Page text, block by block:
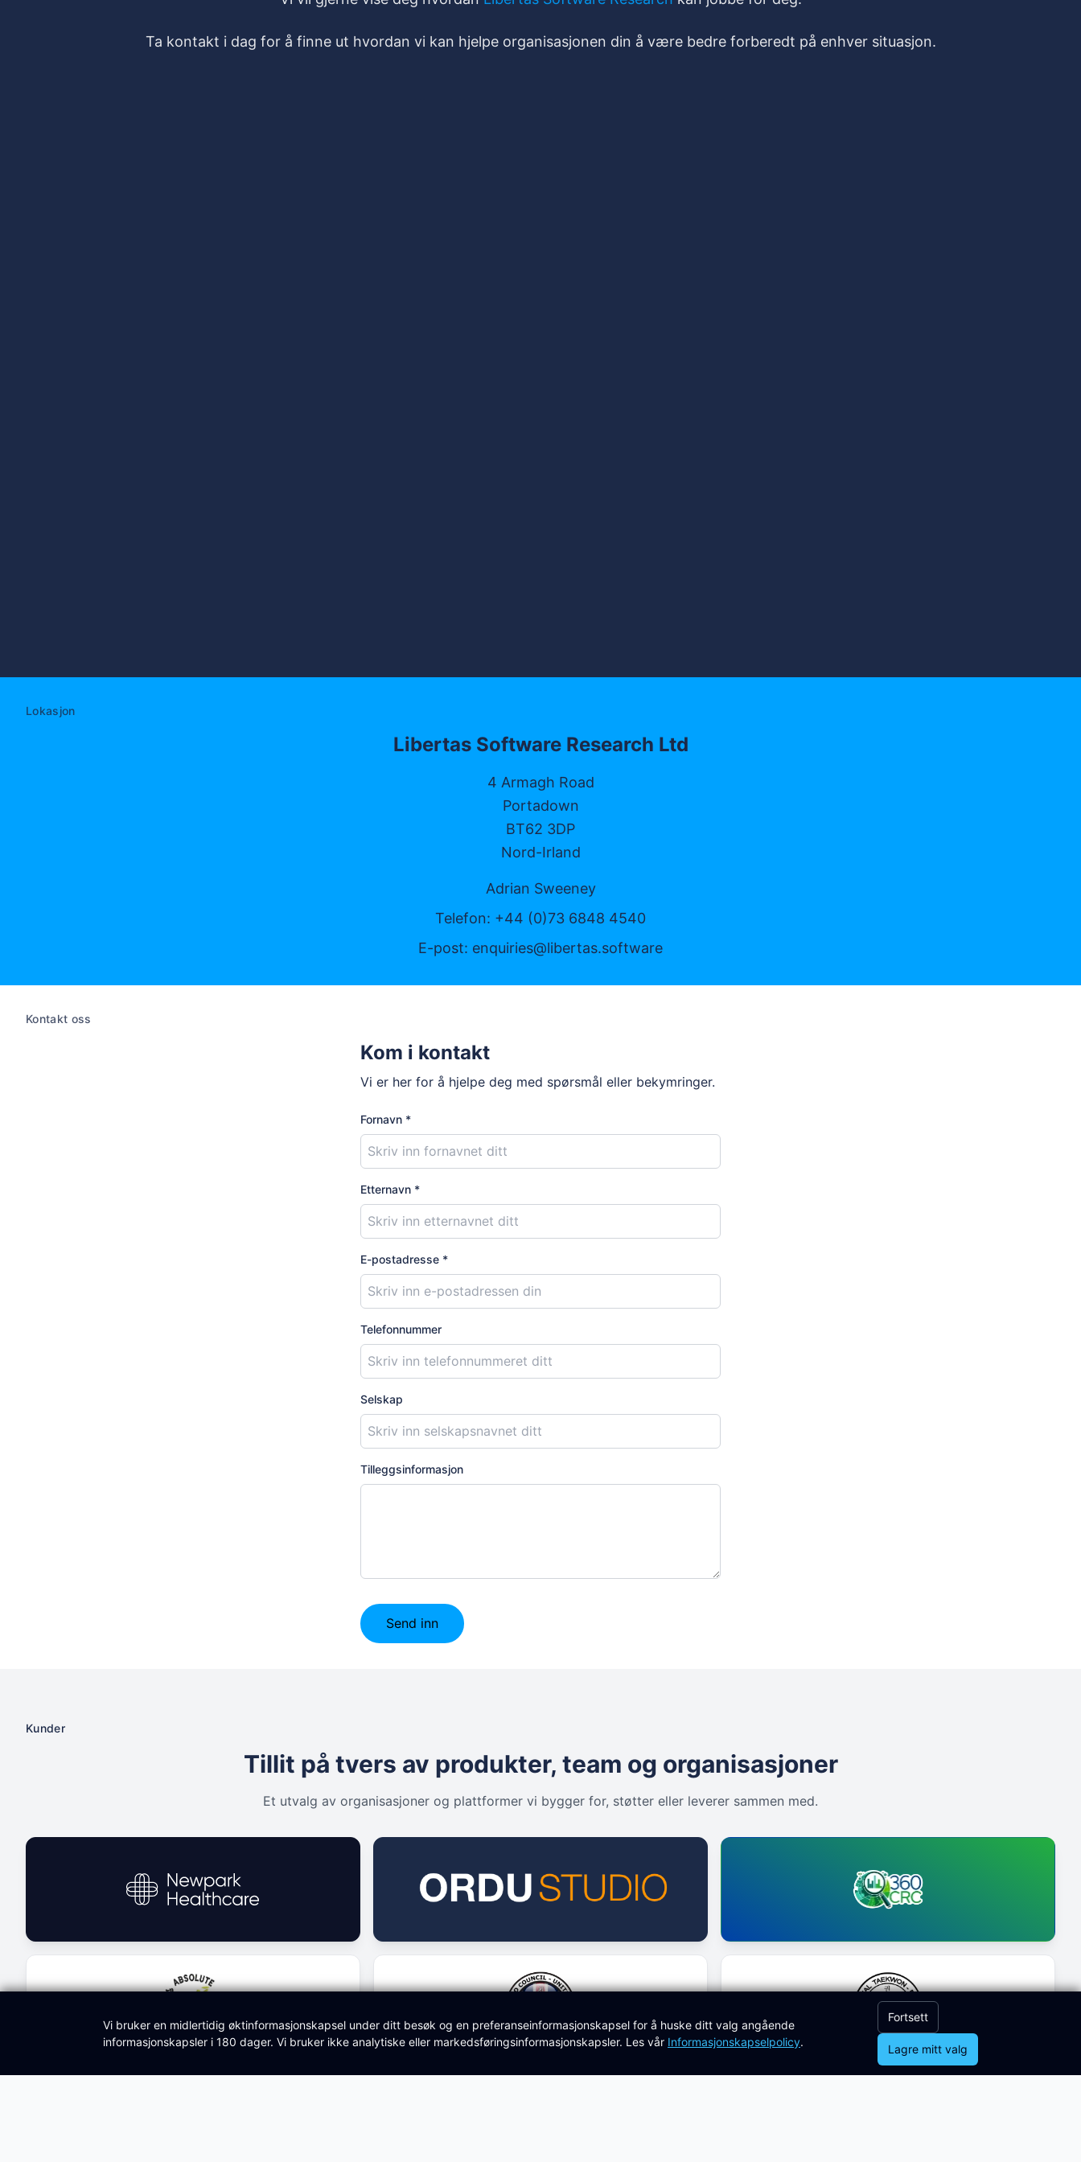
Ta kontakt i dag for å finne ut hvordan vi kan hjelpe organisasjonen din å være bedre forberedt på enhver situasjon.
Lokasjon
Libertas Software Research Ltd
4 Armagh Road
Portadown
BT62 3DP
Nord-Irland
Adrian Sweeney
Telefon: +44 (0)73 6848 4540
E-post: enquiries@libertas.software
Kontakt oss
Kom i kontakt
Vi er her for å hjelpe deg med spørsmål eller bekymringer.
Fornavn *
Etternavn *
E-postadresse *
Telefonnummer
Selskap
Tilleggsinformasjon
Send inn
Kunder
Tillit på tvers av produkter, team og organisasjoner
Et utvalg av organisasjoner og plattformer vi bygger for, støtter eller leverer sammen med.
Vi bruker en midlertidig øktinformasjonskapsel under ditt besøk og en preferanseinformasjonskapsel for å huske ditt valg angående
informasjonskapsler i 180 dager. Vi bruker ikke analytiske eller markedsføringsinformasjonskapsler. Les vår Informasjonskapselpolicy.
Fortsett
Lagre mitt valg